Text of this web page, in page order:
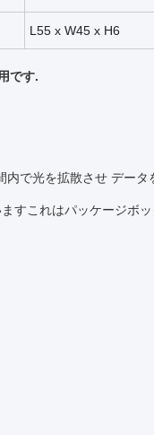
L55 x W45 x H6
です.
で光を拡散させ デー
すこれはパッケージボ